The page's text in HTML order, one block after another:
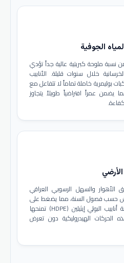
الجوفية
نسبة ملوحة كبريتية عالية جداً تؤدي
خلال سنوات قليلة. الأنابيب
بوليمرية خاملة تماماً لا تتفاعل مع
يضمن عمراً افتراضياً طويلاً يتجاوز
الأهوار والسهل الرسوبي العراقي
حسب فصول السنة، مما يضغط على
شبكات الأنابيب المدفونة. مرونة أنابيب البولي إيثيلين (HDPE) تمنحها
الهيدروليكية دون تعرض